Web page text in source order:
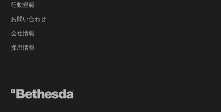
行動規範
お問い合わせ
会社情報
採用情報